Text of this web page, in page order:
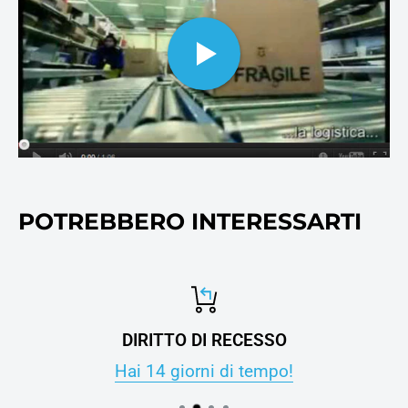
cosnumabili di stampa, oltre
ovviamente alla carta per
stampanti e fotocopie.
POTREBBERO INTERESSARTI
DIRITTO DI RECESSO
Hai 14 giorni di tempo!